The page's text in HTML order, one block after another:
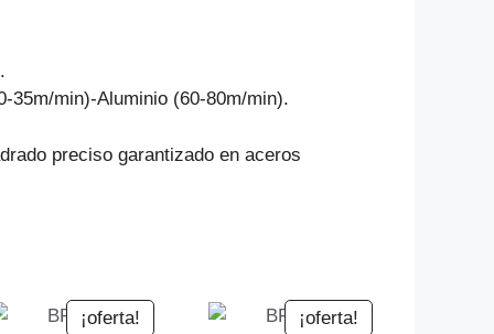
35m/min)-Aluminio (60-80m/min).
preciso garantizado en aceros
¡oferta! ¡oferta!